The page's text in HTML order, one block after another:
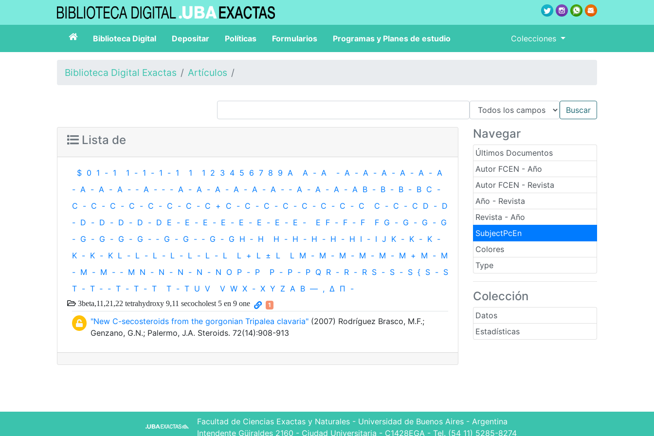
Biblioteca Digital Depositar Políticas Formularios Programas y Planes de estudio Colecciones
Biblioteca Digital Exactas Artículos
Navegar
Últimos Documentos
Autor FCEN - Año
Autor FCEN - Revista
Año - Revista
Revista - Año
SubjectPcEn
Colores
Type
Colección
Datos
Estadísticas
Lista de
$ 0 1 - 1 1 - 1 - 1 - 1 1 1 2 3 4 5 6 7 8 9 A A - A - A - A - A - A - A - A
- A - A - A - ‐ A - ‐ - A - A - A - A - A - A - ‐ A - A - A - A B - B - B - B C -
C - C - C - C - C - C - C - C + C - C - C - C - C - C - C - C C - C - C D - D
- D - D - D - D - D E - E - E - E - E - E - E - E - E F - F - F F G - G - G - G
- G - G - G - G - ‐ G - G - ‐ G - G H ‐ H H - H - H - H - H I - I J K - K - K -
K - K - K L - L - L - L - L - L - L L + L ± L L M - M - M - M - M - M + M - M
- M - M - ‐ M N - N - N - N - N O P - P P - P - P Q R - R - R S - S - S { S - S
T - T ‐ - T - T - T T - T U V V W X - X Y Z Α Β — , Δ Π -
3beta,11,21,22 tetrahydroxy 9,11 secocholest 5 en 9 one 1
"New C-secosteroids from the gorgonian Tripalea clavaria" (2007) Rodríguez Brasco, M.F.;
Genzano, G.N.; Palermo, J.A. Steroids. 72(14):908-913
Facultad de Ciencias Exactas y Naturales - Universidad de Buenos Aires - Argentina
Intendente Güiraldes 2160 - Ciudad Universitaria - C1428EGA - Tel. (54 11) 5285-8274